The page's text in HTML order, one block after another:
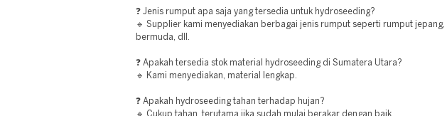
❓ Jenis rumput apa saja yang tersedia untuk hydroseeding?
🔹 Supplier kami menyediakan berbagai jenis rumput seperti rumput jepang,
bermuda, dll.
❓ Apakah tersedia stok material hydroseeding di Sumatera Utara?
🔹 Kami menyediakan, material lengkap.
❓ Apakah hydroseeding tahan terhadap hujan?
🔹 Cukup tahan, terutama jika sudah mulai berakar dengan baik.